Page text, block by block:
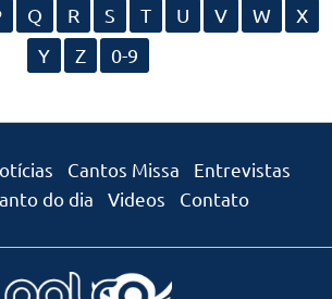
Q R S T U V W
X
Y
Z 0-9
Cantos Missa
Entrevistas
do dia Videos Contato